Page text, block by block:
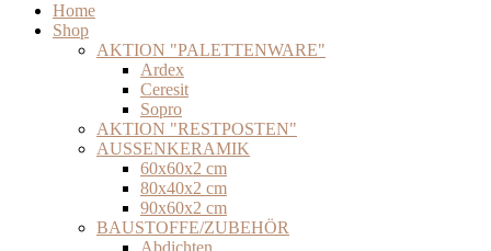
Home
Shop
AKTION "PALETTENWARE"
Ardex
Ceresit
Sopro
AKTION "RESTPOSTEN"
AUSSENKERAMIK
60x60x2 cm
80x40x2 cm
90x60x2 cm
BAUSTOFFE/ZUBEHÖR
Abdichten